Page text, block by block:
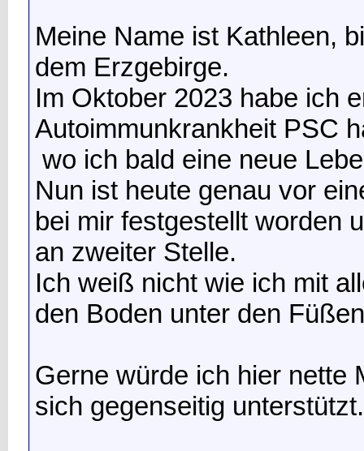
Meine Name ist Kathleen,
dem Erzgebirge.
Im Oktober 2023 habe ich
Autoimmunkrankheit PSC
wo ich bald eine neue
Nun ist heute genau vor
bei mir festgestellt worden
an zweiter Stelle.
Ich weiß nicht wie ich mit
den Boden unter den
Gerne würde ich hier nette
sich gegenseitig unterstützt.